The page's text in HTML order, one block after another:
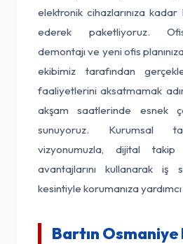
elektronik cihazlarınıza
ederek paketliyoruz. Ofis
demontajı ve yeni ofis
ekibimiz tarafından
faaliyetlerini aksatmamak
akşam saatlerinde esnek
sunuyoruz. Kurumsal
vizyonumuzla, dijital takip
avantajlarını kullanarak iş
kesintiyle korumanıza
Bartın Osmaniye